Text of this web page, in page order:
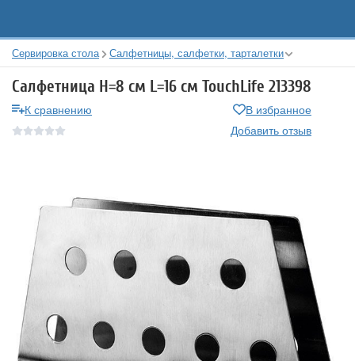
Сервировка стола Салфетницы, салфетки, тарталетки
Салфетница H=8 см L=16 см TouchLife 213398
К сравнению
В избранное
Добавить отзыв